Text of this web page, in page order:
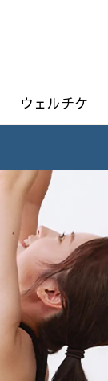
ウェルチケ